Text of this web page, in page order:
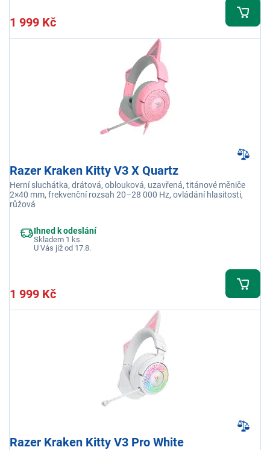
1 999 Kč
Razer Kraken Kitty V3 X Quartz
Herní sluchátka, drátová, oblouková, uzavřená, titánové měniče
2×40 mm, frekvenční rozsah 20–28 000 Hz, ovládání hlasitosti,
růžová
Ihned k odeslání
Skladem 1 ks.
U Vás již od 17.8.
1 999 Kč
Razer Kraken Kitty V3 Pro White